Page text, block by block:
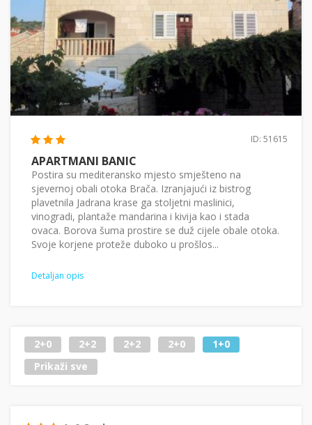
ID: 51615
APARTMANI BANIC
Postira su mediteransko mjesto smješteno na
sjevernoj obali otoka Brača. Izranjajući iz bistrog
plavetnila Jadrana krase ga stoljetni maslinici,
vinogradi, plantaže mandarina i kivija kao i stada
ovaca. Borova šuma prostire se duž cijele obale otoka.
Svoje korjene proteže duboko u prošlos...
Detaljan opis
2+0 2+2 2+2 2+0
1+0
Prikaži sve